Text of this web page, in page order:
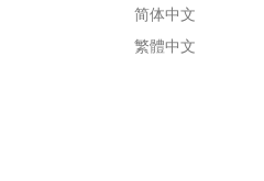
简体中文
繁體中文